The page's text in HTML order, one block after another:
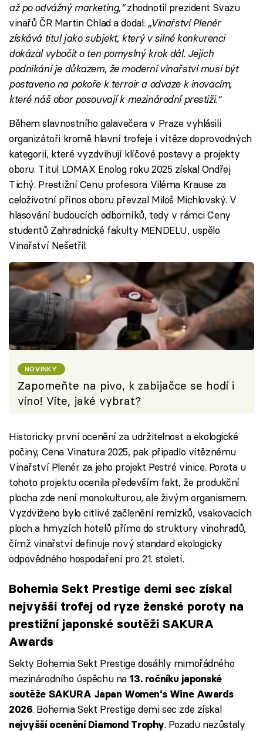
až po odvážný marketing,“zhodnotil prezident Svazu
vinařů ČR Martin Chlad a dodal: „Vinařství Plenér
získává titul jako subjekt, který v silné konkurenci
dokázal vybočit o ten pomyslný krok dál. Jejich
podnikání je důkazem, že moderní vinařství musí být
postaveno na pokoře k terroir a odvaze k inovacím,
které náš obor posouvají k mezinárodní prestiži.“
Během slavnostního galavečera v Praze vyhlásili
organizátoři kromě hlavní trofeje i vítěze doprovodných
kategorií, které vyzdvihují klíčové postavy a projekty
oboru. Titul LOMAX Enolog roku 2025 získal Ondřej
Tichý. Prestižní Cenu profesora Viléma Krause za
celoživotní přínos oboru převzal Miloš Michlovský. V
hlasování budoucích odborníků, tedy v rámci Ceny
studentů Zahradnické fakulty MENDELU, uspělo
Vinařství Nešetřil.
NOVINKY
Zapomeňte na pivo, k zabijačce se hodí i
víno! Víte, jaké vybrat?
Historicky první ocenění za udržitelnost a ekologické
počiny, Cena Vinatura 2025, pak připadlo vítěznému
Vinařství Plenér za jeho projekt Pestré vinice. Porota u
tohoto projektu ocenila především fakt, že produkční
plocha zde není monokulturou, ale živým organismem.
Vyzdviženo bylo citlivé začlenění remízků, vsakovacích
ploch a hmyzích hotelů přímo do struktury vinohradů,
čímž vinařství definuje nový standard ekologicky
odpovědného hospodaření pro 21. století.
Bohemia Sekt Prestige demi sec získal
nejvyšší trofej od ryze ženské poroty na
prestižní japonské soutěži SAKURA
Awards
Sekty Bohemia Sekt Prestige dosáhly mimořádného
mezinárodního úspěchu na 13. ročníku japonské
soutěže SAKURA Japan Women’s Wine Awards
2026. Bohemia Sekt Prestige demi sec zde získal
nejvyšší ocenění Diamond Trophy. Pozadu nezůstaly